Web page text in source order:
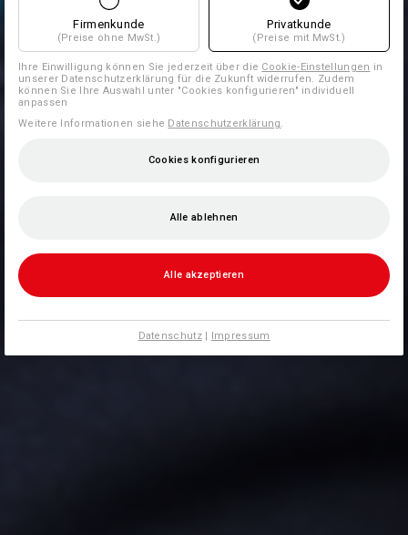
Firmenkunde
(Preise ohne MwSt.)
Privatkunde
(Preise mit MwSt.)
Ihre Einwilligung können Sie jederzeit über die Cookie-Einstellungen in
unserer Datenschutzerklärung für die Zukunft widerrufen. Zudem
können Sie Ihre Auswahl unter "Cookies konfigurieren" individuell
anpassen
Weitere Informationen siehe Datenschutzerklärung.
Cookies konfigurieren
Alle ablehnen
Alle akzeptieren
Datenschutz| Impressum